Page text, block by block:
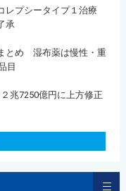
プシータイプ１治療
承
とめ 湿布薬は慢性・重
目
兆7250億円に上方修正